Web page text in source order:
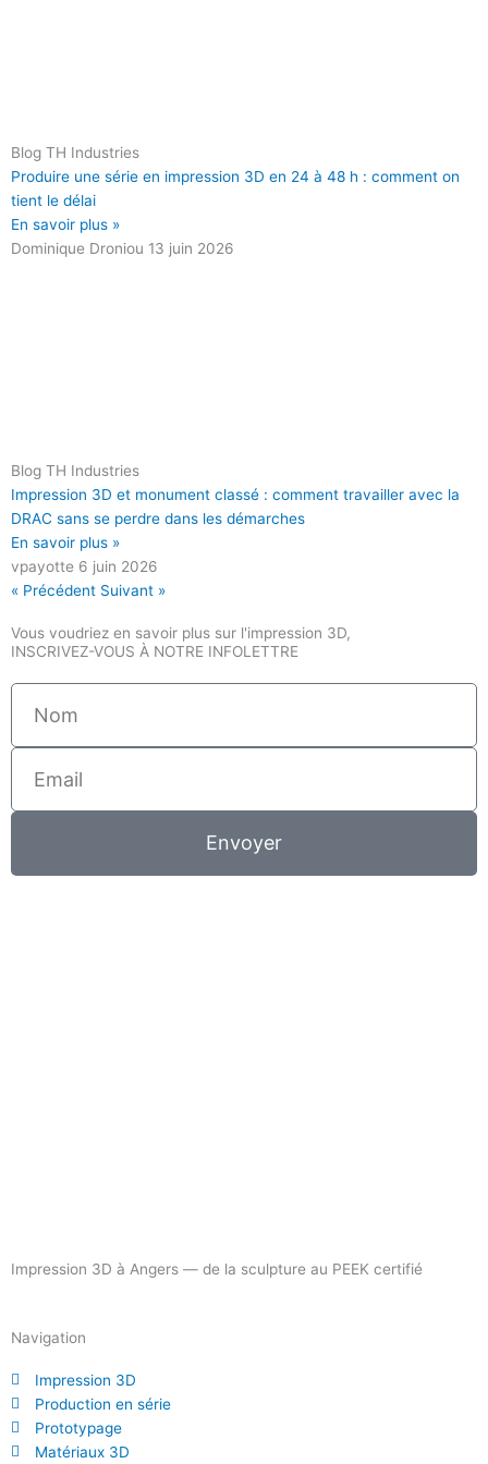
Blog TH Industries
Produire une série en impression 3D en 24 à 48 h : comment on
tient le délai
En savoir plus »
Dominique Droniou 13 juin 2026
Blog TH Industries
Impression 3D et monument classé : comment travailler avec la
DRAC sans se perdre dans les démarches
En savoir plus »
vpayotte 6 juin 2026
« Précédent Suivant »
Vous voudriez en savoir plus sur l'impression 3D,
INSCRIVEZ-VOUS À NOTRE INFOLETTRE
Envoyer
Impression 3D à Angers — de la sculpture au PEEK certifié
Navigation
Impression 3D
Production en série
Prototypage
Matériaux 3D